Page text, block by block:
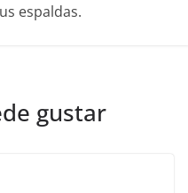
espaldas.
gustar